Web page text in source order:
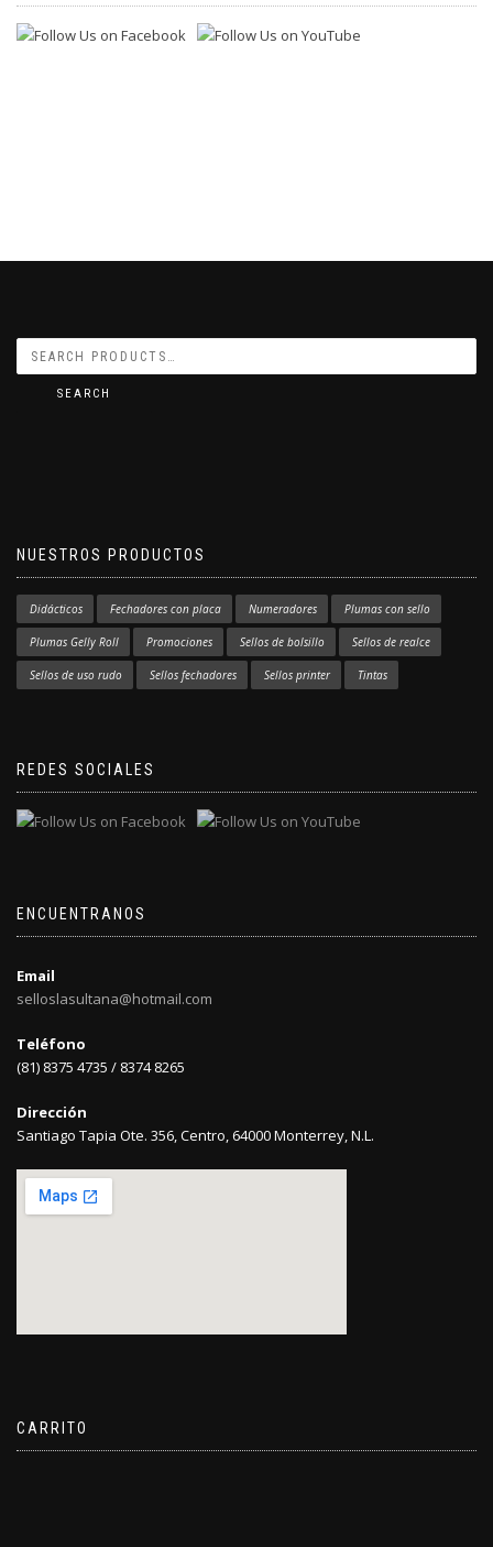
SEARCH
NUESTROS PRODUCTOS
Didácticos Fechadores con placa Numeradores Plumas con sello
Plumas Gelly Roll Promociones Sellos de bolsillo Sellos de realce
Sellos de uso rudo Sellos fechadores Sellos printer Tintas
REDES SOCIALES
ENCUENTRANOS
Email
selloslasultana@hotmail.com
Teléfono
(81) 8375 4735 / 8374 8265
Dirección
Santiago Tapia Ote. 356, Centro, 64000 Monterrey, N.L.
CARRITO